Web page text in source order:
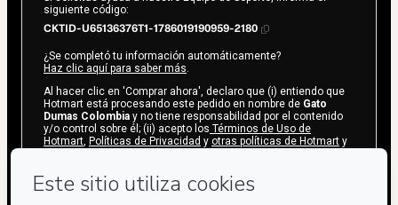
siguiente código:
CKTID-U65136376T1-1786019190959-2180
¿Se completó tu información automáticamente?
Haz clic aquí para saber más.
Al hacer clic en 'Comprar ahora', declaro que (i) entiendo que
Hotmart está procesando este pedido en nombre de Gato
Dumas Colombia y no tiene responsabilidad por el contenido
y/o control sobre él; (ii) acepto los Términos de Uso de
Hotmart, Políticas de Privacidad y otras políticas de Hotmart y
Más información sobre tu compraaquí.